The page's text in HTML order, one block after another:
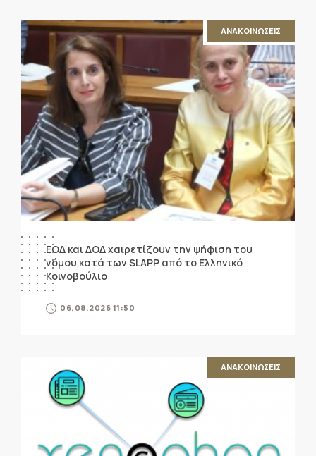
ΑΝΑΚΟΙΝΩΣΕΙΣ
ΕΟΔ και ΔΟΔ χαιρετίζουν την ψήφιση του
νόμου κατά των SLAPP από το Ελληνικό
Κοινοβούλιο
06.08.2026 11:50
ΑΝΑΚΟΙΝΩΣΕΙΣ